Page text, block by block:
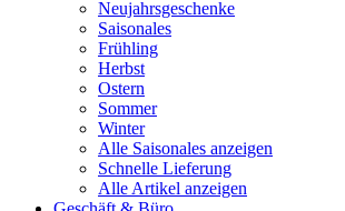
Neujahrsgeschenke
Saisonales
Frühling
Herbst
Ostern
Sommer
Winter
Alle Saisonales anzeigen
Schnelle Lieferung
Alle Artikel anzeigen